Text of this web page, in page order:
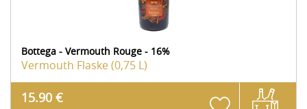
Bottega - Vermouth Rouge - 16%
Vermouth Flaske (0,75 L)
15.90 €